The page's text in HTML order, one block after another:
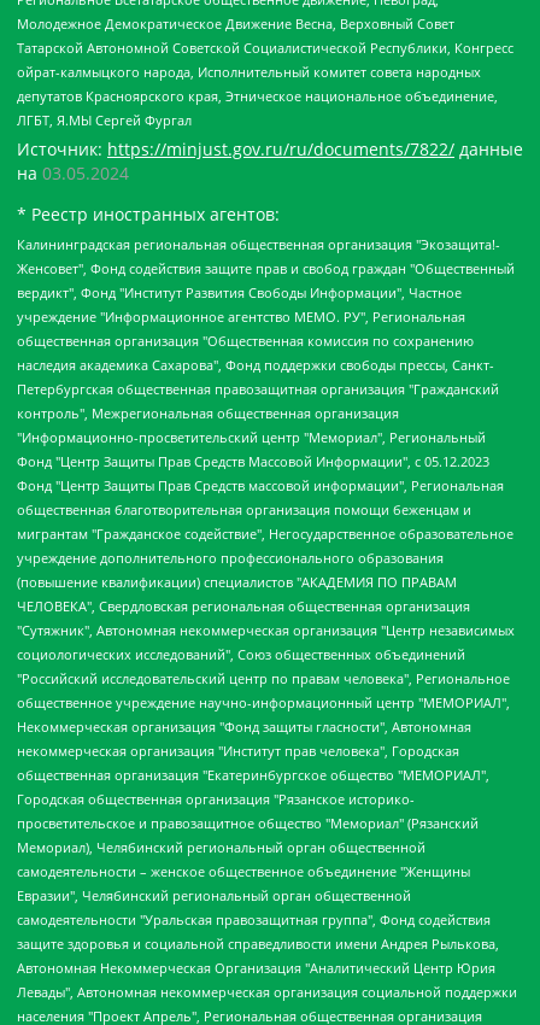
Молодежное Демократическое Движение Весна, Верховный Совет
Татарской Автономной Советской Социалистической Республики, Конгресс
ойрат-калмыцкого народа, Исполнительный комитет совета народных
депутатов Красноярского края, Этническое национальное объединение,
ЛГБТ, Я.МЫ Сергей Фургал
Источник: https://minjust.gov.ru/ru/documents/7822/ данные
на 03.05.2024
* Реестр иностранных агентов:
Калининградская региональная общественная организация "Экозащита!-Женсовет", Фонд содействия защите прав и свобод граждан "Общественный вердикт", Фонд "Институт Развития Свободы Информации", Частное учреждение "Информационное агентство МЕМО. РУ", Региональная общественная организация "Общественная комиссия по сохранению наследия академика Сахарова", Фонд поддержки свободы прессы, Санкт-Петербургская общественная правозащитная организация "Гражданский контроль", Межрегиональная общественная организация "Информационно-просветительский центр "Мемориал", Региональный Фонд "Центр Защиты Прав Средств Массовой Информации", с 05.12.2023 Фонд "Центр Защиты Прав Средств массовой информации", Региональная общественная благотворительная организация помощи беженцам и мигрантам "Гражданское содействие", Негосударственное образовательное учреждение дополнительного профессионального образования (повышение квалификации) специалистов "АКАДЕМИЯ ПО ПРАВАМ ЧЕЛОВЕКА", Свердловская региональная общественная организация "Сутяжник", Автономная некоммерческая организация "Центр независимых социологических исследований", Союз общественных объединений "Российский исследовательский центр по правам человека", Региональное общественное учреждение научно-информационный центр "МЕМОРИАЛ", Некоммерческая организация "Фонд защиты гласности", Автономная некоммерческая организация "Институт прав человека", Городская общественная организация "Екатеринбургское общество "МЕМОРИАЛ", Городская общественная организация "Рязанское историко-просветительское и правозащитное общество "Мемориал" (Рязанский Мемориал), Челябинский региональный орган общественной самодеятельности – женское общественное объединение "Женщины Евразии", Челябинский региональный орган общественной самодеятельности "Уральская правозащитная группа", Фонд содействия защите здоровья и социальной справедливости имени Андрея Рылькова, Автономная Некоммерческая Организация "Аналитический Центр Юрия Левады", Автономная некоммерческая организация социальной поддержки населения "Проект Апрель", Региональная общественная организация помощи женщинам и детям, находящимся в кризисной ситуации "Информационно-методический центр "Анна", Фонд содействия развитию массовых коммуникаций и правовому просвещению "Так-так-Так", Фонд содействия устойчивому развитию "Серебряная тайга", Свердловский региональный общественный фонд социальных проектов "Новое время", "Idel.Реалии", Кавказ.Реалии, Крым.Реалии, Телеканал Настоящее Время, Татаро-башкирская служба Радио Свобода (Azatliq Radiosi), Радио Свободная Европа/Радио Свобода (PCE/PC), "Сибирь.Реалии", "Фактограф", Благотворительный фонд помощи осужденным и их семьям, Автономная некоммерческая организация "Институт глобализации и социальных движений", Фонд "В защиту прав заключенных", Частное учреждение "Центр поддержки и содействия развитию средств массовой информации", Пензенский региональный общественный благотворительный фонд "Гражданский союз", "Север.Реалии", Некоммерческая организация Фонд "Правовая инициатива", Общество с ограниченной ответственностью "Радио Свободная Европа/Радио Свобода", Чешское информационное агентство "MEDIUM-ORIENT", Красноярская региональная общественная организация "Мы против СПИДа", Камалягин Денис Николаевич, Маркелов Сергей Евгеньевич, Пономарев Лев Александрович, Савицкая Людмила Алексеевна, Автономная некоммерческая организация "Центр по работе с проблемой насилия "НАСИЛИЮ.НЕТ", Межрегиональный профессиональный союз работников здравоохранения "Альянс врачей", Юридическое лицо, зарегистрированное в Латвийской Республике, SIA "Medusa Project" (регистрационный номер 40103797863, дата регистрации 10.06.2014), Некоммерческая организация "Фонд по борьбе с коррупцией", Автономная некоммерческая организация "Институт права и публичной политики", Баданин Роман Сергеевич, Гликин Максим Александрович, Железнова Мария Михайловна, Лукьянова Юлия Сергеевна, Маетная Елизавета Витальевна, Маняхин Петр Борисович, Чуракова Ольга Владимировна, Ярош Юлия Петровна, Юридическое лицо "The Insider SIA", зарегистрированное в Риге, Латвийская Республика (дата регистрации 26.06.2015), являющееся администратором доменного имени интернет-издания "The Insider SIA", https://theins.ru, Постернак Алексей Евгеньевич, Рубин Михаил Аркадьевич, Анин Роман Александрович, Юридическое лицо Istories fonds, зарегистрированное в Латвийской Республике (регистрационный номер 50008295751, дата регистрации 24.02.2020), Великовский Дмитрий Александрович, Долинина Ирина Николаевна, Мароховская Алеся Алексеевна, Шлейнов Роман Юрьевич, Шмагун Олеся Валентиновна, Общество с ограниченной ответственностью "Альтаир 2021", Общество с ограниченной ответственностью "Вега 2021", Общество с ограниченной ответственностью "Главный редактор 2021", Общество с ограниченной ответственностью "Ромашки монолит", Важенков Артем Валерьевич, Ивановская областная общественная организация "Центр гендерных исследований", Гурман Юрий Альбертович, Медиапроект "ОВД-Инфо", Егоров Владимир Владимирович, Жилинский Владимир Александрович, Общество с ограниченной ответственностью "ЗП", Иванова София Юрьевна, Карезина Инна Павловна, Кильтау Екатерина Викторовна, Петров Алексей Викторович, Пискунов Сергей Евгеньевич, Смирнов Сергей Сергеевич, Тихонов Михаил Сергеевич, Общество с ограниченной ответственностью "ЖУРНАЛИСТ-ИНОСТРАННЫЙ АГЕНТ", Арапова Галина Юрьевна, Вольтская Татьяна Анатольевна, Американская компания "Mason G.E.S. Anonymous Foundation" (США), являющаяся владельцем интернет-издания https://mnews.world/, Компания "Stichting Bellingcat", зарегистрированная в Нидерландах (дата регистрации 11.07.2018), Захаров Андрей Вячеславович, Клепиковская Екатерина Дмитриевна, Общество с ограниченной ответственностью "МЕМО", Перл Роман Александрович, Симонов Евгений Алексеевич, Соловьева Елена Анатольевна, Сотников Даниил Владимирович, Сурначева Елизавета Дмитриевна, Автономная некоммерческая организация по защите прав человека и информированию населения "Якутия – Наше Мнение", Общество с ограниченной ответственностью "Москоу диджитал медиа", с 26.01.2023 Общество с ограниченной ответственностью "Чайка Белые сады", Ветошкина Валерия Валерьевна, Заговора Максим Александрович, Межрегиональное общественное движение "Российская ЛГБТ - сеть", Оленичев Максим Владимирович, Павлов Иван Юрьевич, Скворцова Елена Сергеевна, Общество с ограниченной ответственностью "Как бы инагент", Кочетков Игорь Викторович, Общество с ограниченной ответственностью "Честные выборы", Еланчик Олег Александрович, Общество с ограниченной ответственностью "Нобелевский призыв", Гималова Регина Эмилевна, Григорьев Андрей Валерьевич, Григорьева Алина Александровна, Ассоциация по содействию защите прав призывников, альтернативнослужащих и военнослужащих "Правозащитная группа "Гражданин.Армия.Право", Хисамова Регина Фаритовна, Автономная некоммерческая организация по реализации социально-правовых программ "Лилит", Дальневосточное общественное движение "Маяк", Санкт-Петербургская ЛГБТ-инициативная группа "Выход", Инициативная группа ЛГБТ+ "Реверс", Алексеев Андрей Викторович, Бекбулатова Таисия Львовна, Беляев Иван Михайлович, Владыкина Елена Сергеевна, Гельман Марат Александрович, Никульшина Вероника Юрьевна, Толоконникова Надежда Андреевна, Шендерович Виктор Анатольевич, Общество с ограниченной ответственностью "Данное сообщение", Общество с ограниченной ответственностью Издательский дом "Новая глава", Айнбиндер Александра Александровна, Московский комьюнити-центр для ЛГБТ+инициатив, Благотворительный фонд развития филантропии, Deutsche Welle (Германия, Kurt-Schumacher-Strasse 3, 53113 Bonn), Борзунова Мария Михайловна, Воробьев Виктор Викторович, Голубева Анна Львовна, Константинова Алла Михайловна, Малкова Ирина Владимировна, Мурадов Мурад Абдулгалимович, Осетинская Елизавета Николаевна, Понасенков Евгений Николаевич, Ганапольский Матвей Юрьевич, Киселев Евгений Алексеевич, Борухович Ирина Григорьевна, Дремин Иван Тимофеевич, Дубровский Дмитрий Викторович, Красноярская региональная общественная организация поддержки и развития альтернативных образовательных технологий и межкультурных коммуникаций "ИНТЕРРА", Маяковская Екатерина Алексеевна, Фейгин Марк Захарович, Филимонов Андрей Викторович, Дзугкоева Регина Николаевна, Доброхотов Роман Александрович, Дудь Юрий Александрович, Елкин Сергей Владимирович, Кругликов Кирилл Игоревич, Сабунаева Мария Леонидовна, Семенов Алексей Владимирович, Шаинян Карен Багратович, Шульман Екатерина Михайловна, Асафьев Артур Валерьевич, Вахштайн Виктор Семенович, Венедиктов Алексей Алексеевич, Лушникова Екатерина Евгеньевна, Волков Леонид Михайлович, Невзоров Александр Глебович, Пархоменко Сергей Борисович, Сироткин Ярослав Николаевич, Кара-Мурза Владимир Владимирович, Баранова Наталья Владимировна, Гозман Леонид Яковлевич, Кагарлицкий Борис Юльевич, Климарев Михаил Валерьевич, Милов Владимир Станиславович, Автономная некоммерческая организация Краснодарский центр современного искусства "Типография", Моргенштерн Алишер Тагирович, Соболь Любовь Эдуардовна, Общество с ограниченной ответственностью "ЛИЗА НОРМ", Каспаров Гарри Кимович, Ходорковский Михаил Борисович, Общество с ограниченной ответственностью "Апрельские тезисы", Данилович Ирина Брониславовна, Кашин Олег Владимирович, Петров Николай Владимирович, Пивоваров Алексей Владимирович, Соколов Михаил Владимирович, Цветкова Юлия Владимировна, Чичваркин Евгений Александрович, Комитет против пыток/Команда против пыток, Общество с ограниченной ответственностью "Первый научный", Общество с ограниченной ответственностью "Вертолет и ко", Белоцерковская Вероника Борисовна, Кац Максим Евгеньевич, Лазарева Татьяна Юрьевна, Шаведдинов Руслан Табризович, Яшин Илья Валерьевич, Общество с ограниченной ответственностью "Иноагент ААВ", Алешковский Дмитрий Петрович, Альбац Евгения Марковна, Быков Дмитрий Львович, Галямина Юлия Евгеньевна, Лойко Сергей Леонидович, Мартынов Кирилл Константинович, Медведев Сергей Александрович, Крашенинников Федор Геннадиевич, Гордеева Катерина Вл